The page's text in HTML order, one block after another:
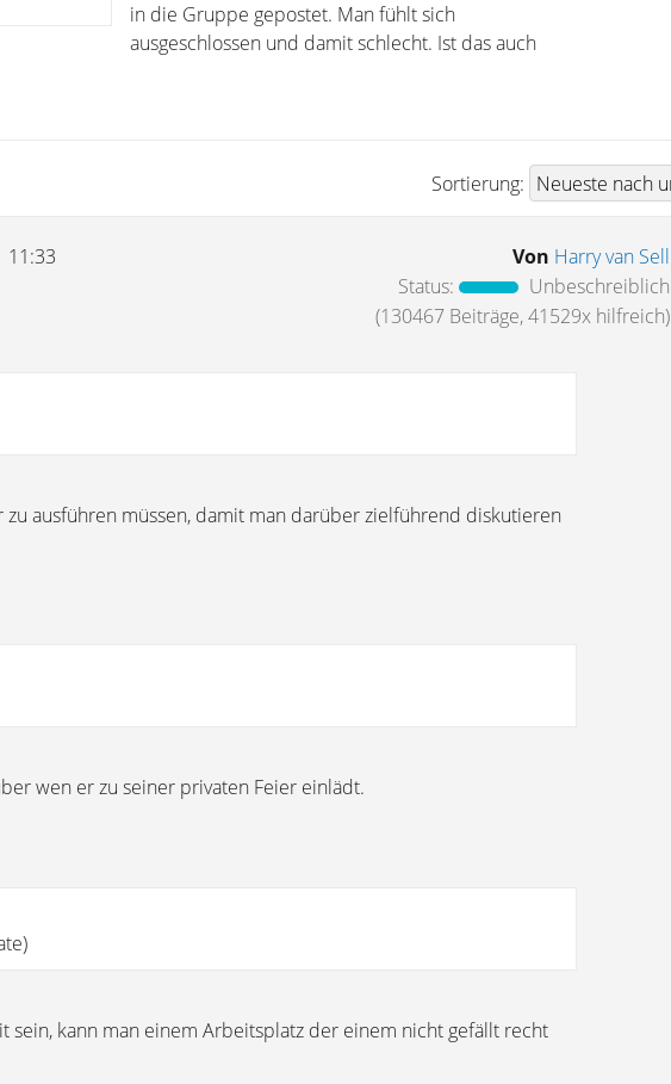
in die Gruppe gepostet. Man fühlt sich
ausgeschlossen und damit schlecht. Ist das auch
Sortierung:
11:33 Von Harry van Sell
Status:
Unbeschreiblich
(130467 Beiträge, 41529x hilfreich)
ausführen müssen, damit man darüber zielführend diskutieren
wen er zu seiner privaten Feier einlädt.
sein, kann man einem Arbeitsplatz der einem nicht gefällt recht